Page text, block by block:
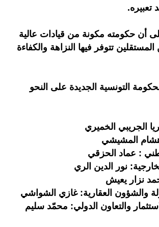
تعبيره.
أن حكومته مكونة من قيادات عالية
تتوفر فيها النزاهة والكفاءة
التونسية الجديدة على النحو
الجريبي الخميري
هشام المشيشي
: عماد الحزقي
نور الدين الري
نزار يعيش
والشؤون العقارية: غازي الشواشي
والتعاون الدولي: محمّد سليم